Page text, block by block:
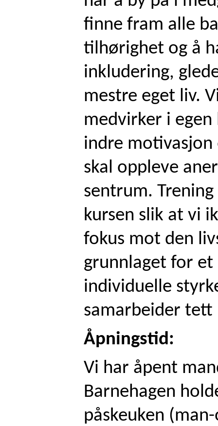
finne fram alle
tilhørighet og å
inkludering,
mestre eget liv.
medvirker i egen
indre motivasjon
skal oppleve
sentrum.
kursen slik at vi
fokus mot den
grunnlaget for
individuelle
samarbeider tett
Åpningstid:
Vi har åpent
Barnehagen
påskeuken